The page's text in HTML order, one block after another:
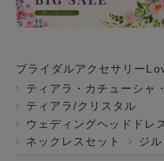
ブライダルアクセサリー
ティアラ・カチューシャ
ティアラ/クリスタル
ウェディングヘッドドレ
ネックレスセット
ジ